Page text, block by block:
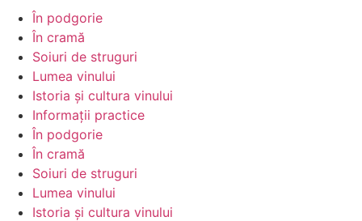
În podgorie
În cramă
Soiuri de struguri
Lumea vinului
Istoria şi cultura vinului
Informaţii practice
În podgorie
În cramă
Soiuri de struguri
Lumea vinului
Istoria şi cultura vinului